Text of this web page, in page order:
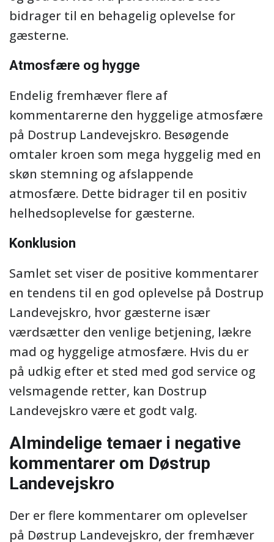
bidrager til en behagelig oplevelse for
gæsterne.
Atmosfære og hygge
Endelig fremhæver flere af
kommentarerne den hyggelige atmosfære
på Dostrup Landevejskro. Besøgende
omtaler kroen som mega hyggelig med en
skøn stemning og afslappende
atmosfære. Dette bidrager til en positiv
helhedsoplevelse for gæsterne.
Konklusion
Samlet set viser de positive kommentarer
en tendens til en god oplevelse på Dostrup
Landevejskro, hvor gæsterne især
værdsætter den venlige betjening, lækre
mad og hyggelige atmosfære. Hvis du er
på udkig efter et sted med god service og
velsmagende retter, kan Dostrup
Landevejskro være et godt valg.
Almindelige temaer i negative
kommentarer om Døstrup
Landevejskro
Der er flere kommentarer om oplevelser
på Døstrup Landevejskro, der fremhæver